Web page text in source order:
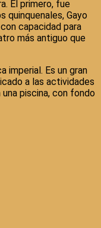
El primero, fue
quinquenales, Gayo
capacidad para
más antiguo que
imperial. Es un gran
a las actividades
piscina, con fondo